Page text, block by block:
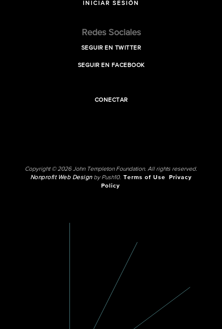
INICIAR SESIÓN
Redes Sociales
SEGUIR EN TWITTER
SEGUIR EN FACEBOOK
CONECTAR
Copyright © 2026 John Templeton Foundation. All rights reserved.
Nonprofit Web Designby Push10. Terms of Use
Privacy
Policy